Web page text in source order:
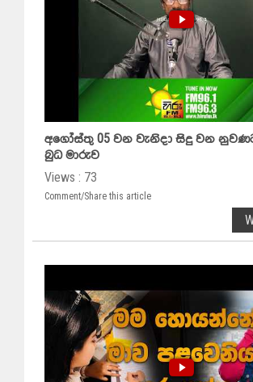
අගෝස්තු 05 වන වැනිදා සිදු වන
බුධ මාරුව
Views : 73
Comment/Share this article